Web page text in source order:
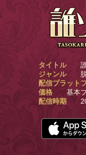
タイトル
ジャンル
配信プラット
価格
基本
配信時期